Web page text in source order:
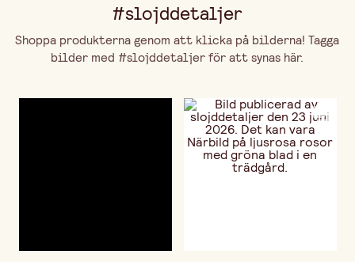
#slojddetaljer
Shoppa produkterna genom att klicka på bilderna! Tagga
bilder med #slojddetaljer för att synas här.